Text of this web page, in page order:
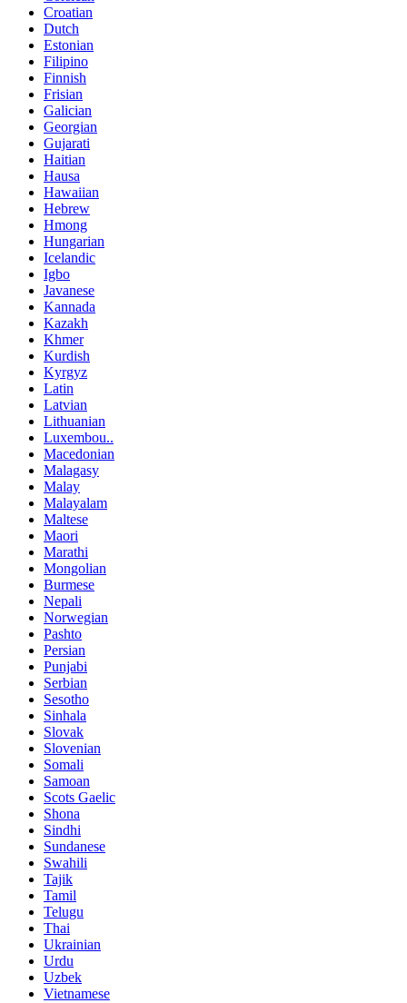
Croatian
Dutch
Estonian
Filipino
Finnish
Frisian
Galician
Georgian
Gujarati
Haitian
Hausa
Hawaiian
Hebrew
Hmong
Hungarian
Icelandic
Igbo
Javanese
Kannada
Kazakh
Khmer
Kurdish
Kyrgyz
Latin
Latvian
Lithuanian
Luxembou..
Macedonian
Malagasy
Malay
Malayalam
Maltese
Maori
Marathi
Mongolian
Burmese
Nepali
Norwegian
Pashto
Persian
Punjabi
Serbian
Sesotho
Sinhala
Slovak
Slovenian
Somali
Samoan
Scots Gaelic
Shona
Sindhi
Sundanese
Swahili
Tajik
Tamil
Telugu
Thai
Ukrainian
Urdu
Uzbek
Vietnamese